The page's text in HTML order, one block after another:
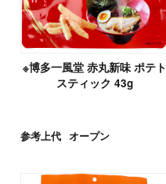
※博多一風堂 赤丸新味 ポテト
スティック 43g
参考上代 オープン